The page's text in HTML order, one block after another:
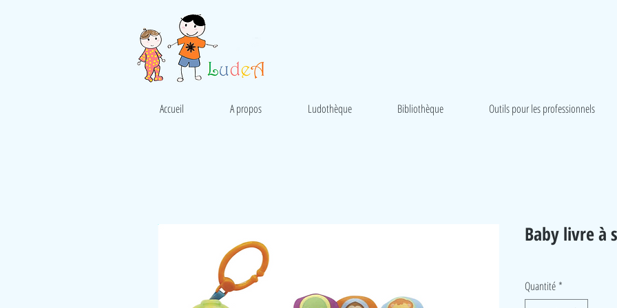
Accueil A propos Ludothèque Bibliothèque Outils pour les professionnels
Baby livre à
Quantité *